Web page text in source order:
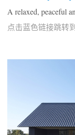
A relaxed, peaceful
点击蓝色链接跳转